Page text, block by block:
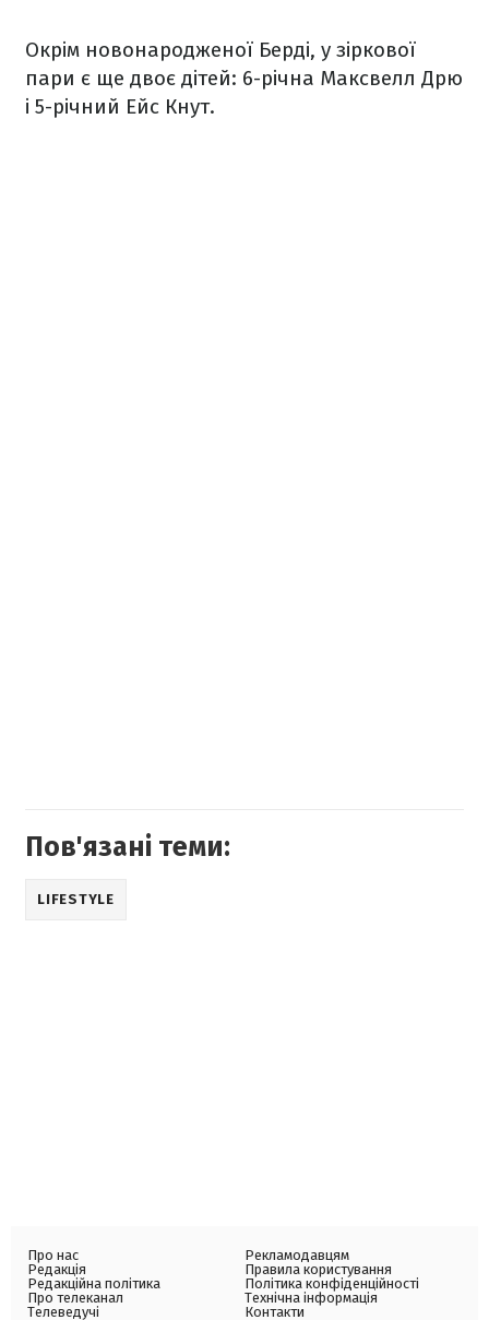
Окрім новонародженої Берді, у зіркової
пари є ще двоє дітей: 6-річна Максвелл Дрю
і 5-річний Ейс Кнут.
Пов'язані теми:
LIFESTYLE
Про нас
Редакція
Редакційна політика
Про телеканал
Телеведучі
Рекламодавцям
Правила користування
Політика конфіденційності
Технічна інформація
Контакти